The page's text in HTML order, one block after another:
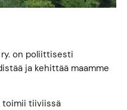
on poliittisesti
ja kehittää maamme
toimii tiiviissä